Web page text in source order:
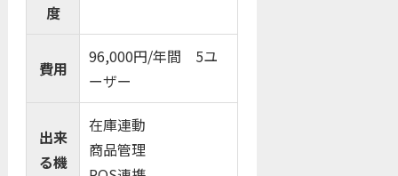
度
費用
96,000円/年間 5ユ
ーザー
出来
る機
在庫連動
商品管理